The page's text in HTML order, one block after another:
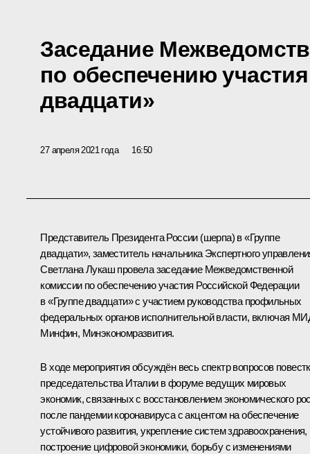
Заседание
по обеспечению
двадцати»
27 апреля 2021 года 16:50
Представитель Президента России (шерпа) в «Группе
двадцати», заместитель начальника Экспертного
Светлана Лукаш провела заседание Межведомственной
комиссиипо обеспечению участия Российской Федерации
в «Группе двадцати» с участием руководства профильных
федеральных органов исполнительной власти, включая
Минфин, Минэкономразвития.
В ходе мероприятия обсуждён весь спектр вопросов
председательства Италии в форуме ведущих мировых
экономик, связанных с восстановлением экономического
после пандемии коронавируса с акцентом на обеспечение
устойчивого развития, укрепление систем здравоохранения,
построение цифровой экономики, борьбу с изменениями